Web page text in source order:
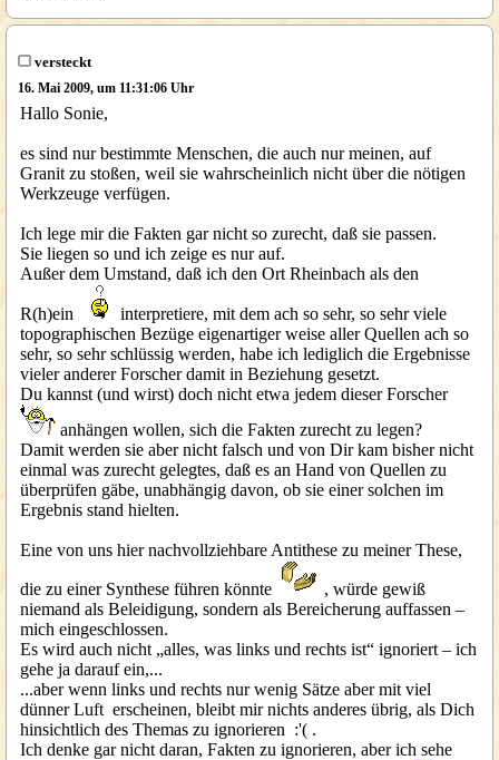
versteckt
16. Mai 2009, um 11:31:06 Uhr
Hallo Sonie,
es sind nur bestimmte Menschen, die auch nur meinen, auf
Granit zu stoßen, weil sie wahrscheinlich nicht über die nötigen
Werkzeuge verfügen.
Ich lege mir die Fakten gar nicht so zurecht, daß sie passen.
Sie liegen so und ich zeige es nur auf.
Außer dem Umstand, daß ich den Ort Rheinbach als den
R(h)ein
interpretiere, mit dem ach so sehr, so sehr viele
topographischen Bezüge eigenartiger weise aller Quellen ach so
sehr, so sehr schlüssig werden, habe ich lediglich die Ergebnisse
vieler anderer Forscher damit in Beziehung gesetzt.
Du kannst (und wirst) doch nicht etwa jedem dieser Forscher
anhängen wollen, sich die Fakten zurecht zu legen?
Damit werden sie aber nicht falsch und von Dir kam bisher nicht
einmal was zurecht gelegtes, daß es an Hand von Quellen zu
überprüfen gäbe, unabhängig davon, ob sie einer solchen im
Ergebnis stand hielten.
Eine von uns hier nachvollziehbare Antithese zu meiner These,
die zu einer Synthese führen könnte
, würde gewiß
niemand als Beleidigung, sondern als Bereicherung auffassen –
mich eingeschlossen.
Es wird auch nicht „alles, was links und rechts ist“ ignoriert – ich
gehe ja darauf ein,...
...aber wenn links und rechts nur wenig Sätze aber mit viel
dünner Luft erscheinen, bleibt mir nichts anderes übrig, als Dich
hinsichtlich des Themas zu ignorieren :'( .
Ich denke gar nicht daran, Fakten zu ignorieren, aber ich sehe